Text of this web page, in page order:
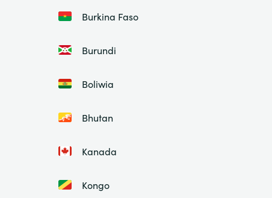
Burkina Faso
Burundi
Boliwia
Bhutan
Kanada
Kongo